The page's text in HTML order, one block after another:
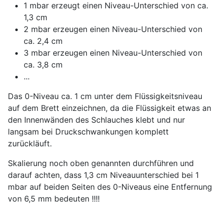
1 mbar erzeugt einen Niveau-Unterschied von ca.
1,3 cm
2 mbar erzeugen einen Niveau-Unterschied von
ca. 2,4 cm
3 mbar erzeugen einen Niveau-Unterschied von
ca. 3,8 cm
...
Das 0-Niveau ca. 1 cm unter dem Flüssigkeitsniveau
auf dem Brett einzeichnen, da die Flüssigkeit etwas an
den Innenwänden des Schlauches klebt und nur
langsam bei Druckschwankungen komplett
zurückläuft.
Skalierung noch oben genannten durchführen und
darauf achten, dass 1,3 cm Niveauunterschied bei 1
mbar auf beiden Seiten des 0-Niveaus eine Entfernung
von 6,5 mm bedeuten !!!!